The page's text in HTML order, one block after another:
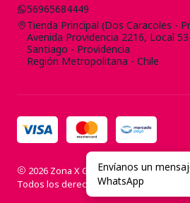
56965684449
Tienda Principal (Dos Caracoles -
Avenida Providencia 2216, Local
Santiago - Providencia
Región Metropolitana - Chile
2026 Zona X Gamers Store.
Todos los derechos reservados.
Envíanos un
WhatsApp